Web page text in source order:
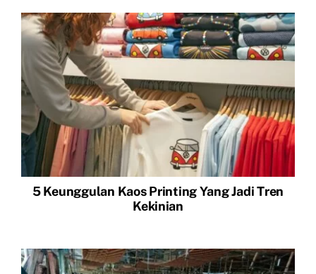
5 Keunggulan Kaos Printing Yang Jadi Tren
Kekinian